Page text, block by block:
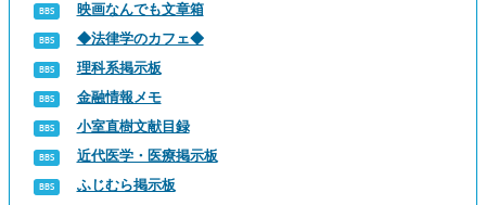
映画なんでも文章箱
◆法律学のカフェ◆
理科系掲示板
金融情報メモ
小室直樹文献目録
近代医学・医療掲示板
ふじむら掲示板